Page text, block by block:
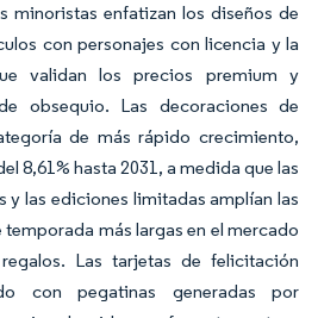
minoristas enfatizan los diseños de
con personajes con licencia y la
validan los precios premium y
obsequio. Las decoraciones de
de más rápido crecimiento,
8,61% hasta 2031, a medida que las
las ediciones limitadas amplían las
más largas en el mercado
Las tarjetas de felicitación
con pegatinas generadas por